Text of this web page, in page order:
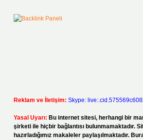
Reklam ve İletişim: Skype:
Yasal Uyarı: Bu internet sitesi, herhangi bir
şirketi ile hiçbir bağlantısı bulunmamaktadır.
hazırladığımız makaleler paylaşılmaktadır.